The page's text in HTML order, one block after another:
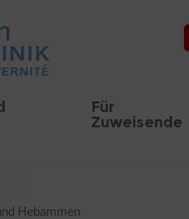
Für
Zuweisende
Hebammen